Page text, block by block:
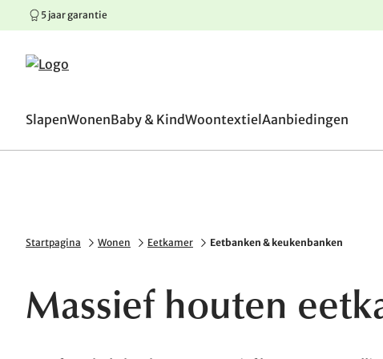
Springen naar hoofdinhoud
Springen naar hoofdnavigatie
Springen naar voettekst
5 jaar garantie
SlapenWonenBaby & KindWoontextiel Aanbiedingen
Startpagina Wonen Eetkamer Eetbanken & keukenbanken
Massief houten